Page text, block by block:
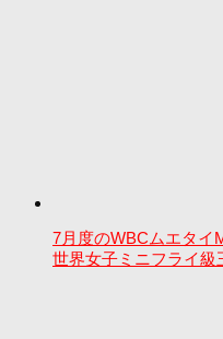
7月度のWBCムエタイ
世界女子ミニフライ級